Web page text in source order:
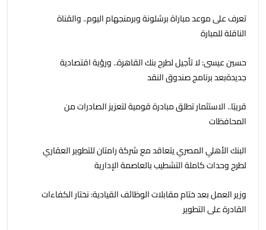
تعرف على موعد مباراة برشلونة وبرمنجهام اليوم.. والقناة
الناقلة للمبارة
حسين عيسى: لا تأجيل لطرح بنك القاهرة.. ورؤية اقتصادية
جديدةبعد برنامج صندوق النقد
قريبًا.. الاستثمار تطلق مبادرة قومية لتعزيز الصادرات من
المحافظات
البنك الأهلي المصري يتعاقد مع شركة رامتان للتطوير العقاري
لطرح وحدات كاملة التشطيب بالعاصمة الإدارية
وزير العمل بعد ختام مقابلات الوظائف القيادية: نختار الكفاءات
القادرة على التطوير